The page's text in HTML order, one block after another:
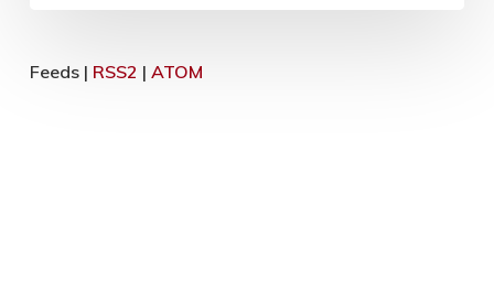
Feeds | RSS2 | ATOM